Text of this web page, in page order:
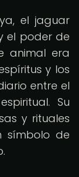
el jaguar
el poder de
animal era
y los
entre el
Su
y rituales
símbolo de